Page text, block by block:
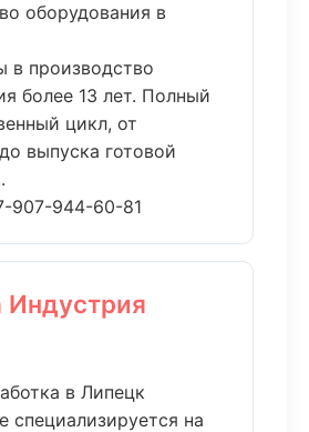
оборудования в
в производство
более 13 лет. Полный
цикл, от
выпуска готовой
907-944-60-81
в Липецк
специализируется на